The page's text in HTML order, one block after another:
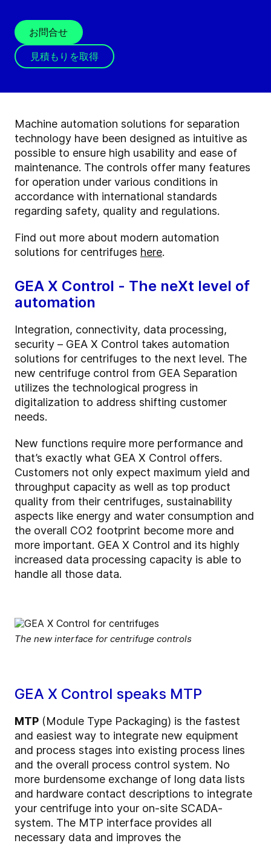
お問合せ
見積もりを取得
Machine automation solutions for separation
technology have been designed as intuitive as
possible to ensure high usability and ease of
maintenance. The controls offer many features
for operation under various conditions in
accordance with international standards
regarding safety, quality and regulations.
Find out more about modern automation
solutions for centrifuges here.
GEA X Control - The neXt level of
automation
Integration, connectivity, data processing,
security – GEA X Control takes automation
solutions for centrifuges to the next level. The
new centrifuge control from GEA Separation
utilizes the technological progress in
digitalization to address shifting customer
needs.
New functions require more performance and
that’s exactly what GEA X Control offers.
Customers not only expect maximum yield and
throughput capacity as well as top product
quality from their centrifuges, sustainability
aspects like energy and water consumption and
the overall CO2 footprint become more and
more important. GEA X Control and its highly
increased data processing capacity is able to
handle all those data.
The new interface for centrifuge controls
GEA X Control speaks MTP
MTP (Module Type Packaging) is the fastest
and easiest way to integrate new equipment
and process stages into existing process lines
and the overall process control system. No
more burdensome exchange of long data lists
and hardware contact descriptions to integrate
your centrifuge into your on-site SCADA-
system. The MTP interface provides all
necessary data and improves the